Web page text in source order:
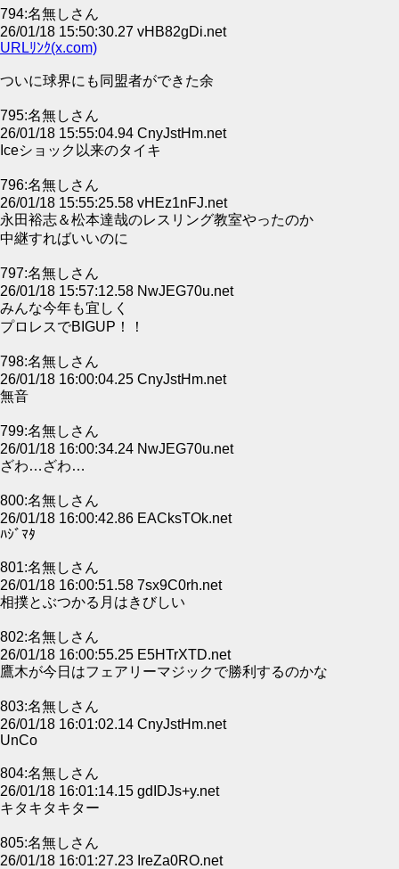
794:名無しさん
26/01/18 15:50:30.27 vHB82gDi.net
URLﾘﾝｸ(x.com)
ついに球界にも同盟者ができた余
795:名無しさん
26/01/18 15:55:04.94 CnyJstHm.net
Iceショック以来のタイキ
796:名無しさん
26/01/18 15:55:25.58 vHEz1nFJ.net
永田裕志＆松本達哉のレスリング教室やったのか
中継すればいいのに
797:名無しさん
26/01/18 15:57:12.58 NwJEG70u.net
みんな今年も宜しく
プロレスでBIGUP！！
798:名無しさん
26/01/18 16:00:04.25 CnyJstHm.net
無音
799:名無しさん
26/01/18 16:00:34.24 NwJEG70u.net
ざわ…ざわ…
800:名無しさん
26/01/18 16:00:42.86 EACksTOk.net
ﾊｼﾞﾏﾀ
801:名無しさん
26/01/18 16:00:51.58 7sx9C0rh.net
相撲とぶつかる月はきびしい
802:名無しさん
26/01/18 16:00:55.25 E5HTrXTD.net
鷹木が今日はフェアリーマジックで勝利するのかな
803:名無しさん
26/01/18 16:01:02.14 CnyJstHm.net
UnCo
804:名無しさん
26/01/18 16:01:14.15 gdIDJs+y.net
キタキタキター
805:名無しさん
26/01/18 16:01:27.23 IreZa0RO.net